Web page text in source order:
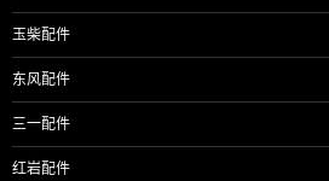
玉柴配件
东风配件
三一配件
红岩配件